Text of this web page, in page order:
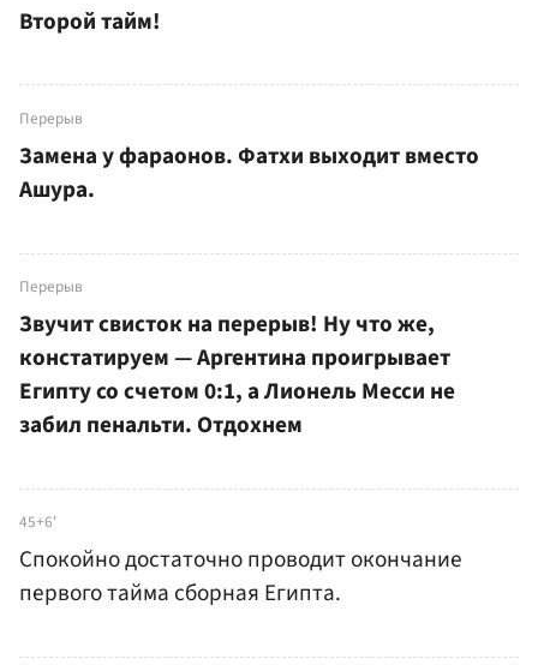
Второй тайм!
Перерыв
Замена у фараонов. Фатхи выходит вместо
Ашура.
Перерыв
Звучит свисток на перерыв! Ну что же,
констатируем — Аргентина проигрывает
Египту со счетом 0:1, а Лионель Месси не
забил пенальти. Отдохнем
45+6'
Спокойно достаточно проводит окончание
первого тайма сборная Египта.